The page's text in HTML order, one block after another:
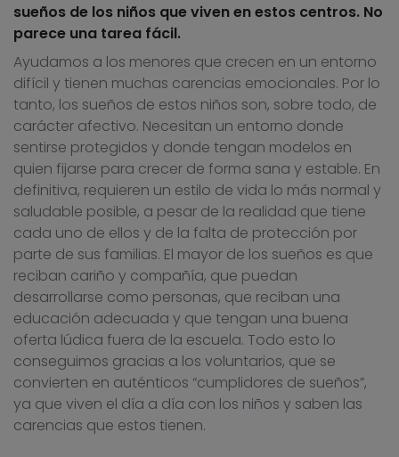
sueños de los niños que viven en estos centros. No
parece una tarea fácil.
Ayudamos a los menores que crecen en un entorno
difícil y tienen muchas carencias emocionales. Por lo
tanto, los sueños de estos niños son, sobre todo, de
carácter afectivo. Necesitan un entorno donde
sentirse protegidos y donde tengan modelos en
quien fijarse para crecer de forma sana y estable. En
definitiva, requieren un estilo de vida lo más normal y
saludable posible, a pesar de la realidad que tiene
cada uno de ellos y de la falta de protección por
parte de sus familias. El mayor de los sueños es que
reciban cariño y compañía, que puedan
desarrollarse como personas, que reciban una
educación adecuada y que tengan una buena
oferta lúdica fuera de la escuela. Todo esto lo
conseguimos gracias a los voluntarios, que se
convierten en auténticos “cumplidores de sueños”,
ya que viven el día a día con los niños y saben las
carencias que estos tienen.